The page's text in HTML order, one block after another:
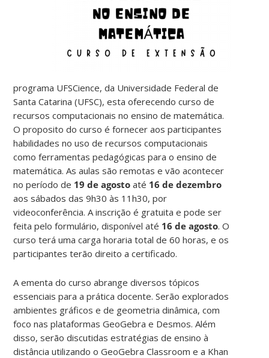
programa UFSCience, da Universidade Federal de
Santa Catarina (UFSC), esta oferecendo curso de
recursos computacionais no ensino de matemática.
O proposito do curso é fornecer aos participantes
habilidades no uso de recursos computacionais
como ferramentas pedagógicas para o ensino de
matemática. As aulas são remotas e vão acontecer
no período de 19 de agosto até 16 de dezembro
aos sábados das 9h30 às 11h30, por
videoconferência. A inscrição é gratuita e pode ser
feita pelo formulário, disponível até 16 de agosto. O
curso terá uma carga horaria total de 60 horas, e os
participantes terão direito a certificado.
A ementa do curso abrange diversos tópicos
essenciais para a prática docente. Serão explorados
ambientes gráficos e de geometria dinâmica, com
foco nas plataformas GeoGebra e Desmos. Além
disso, serão discutidas estratégias de ensino à
distância utilizando o GeoGebra Classroom e a Khan